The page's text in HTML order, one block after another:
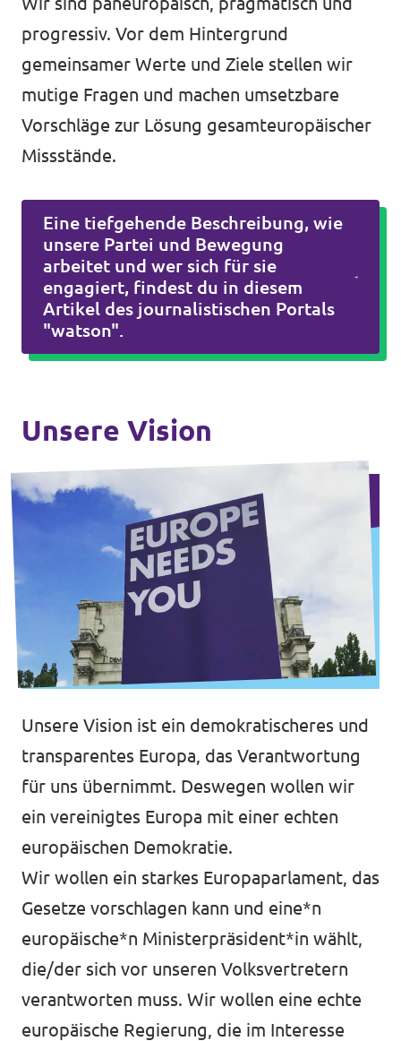
progressiv. Vor dem Hintergrund
gemeinsamer Werte und Ziele stellen wir
mutige Fragen und machen umsetzbare
Vorschläge zur Lösung gesamteuropäischer
Missstände.
Eine tiefgehende Beschreibung, wie
unsere Partei und Bewegung
arbeitet und wer sich für sie
engagiert, findest du in diesem
Artikel des journalistischen Portals
"watson".
Unsere Vision
Unsere Vision ist ein demokratischeres und
transparentes Europa, das Verantwortung
für uns übernimmt. Deswegen wollen wir
ein vereinigtes Europa mit einer echten
europäischen Demokratie.
Wir wollen ein starkes Europaparlament, das
Gesetze vorschlagen kann und eine*n
europäische*n Ministerpräsident*in wählt,
die/der sich vor unseren Volksvertretern
verantworten muss. Wir wollen eine echte
europäische Regierung, die im Interesse